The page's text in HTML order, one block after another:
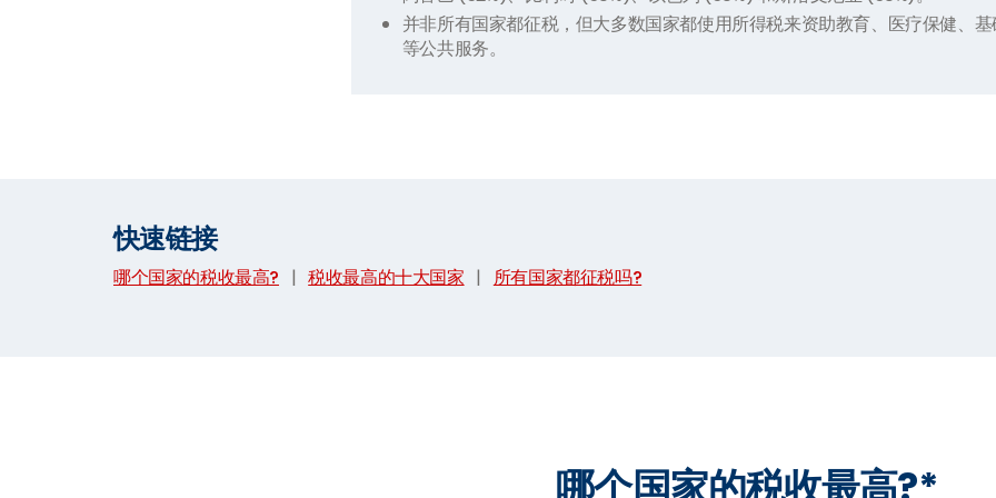
并非所有国家都征税，但大多数国家都使用所得税来资助教育、医疗保健、
等公共服务。
快速链接
哪个国家的税收最高? |税收最高的十大国家 | 所有国家都征税吗?